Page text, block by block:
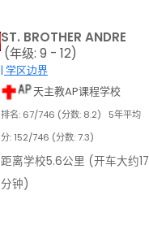
ST. BROTHER ANDRE
(年级: 9 - 12)
| 学区边界
天主教AP课程学校
排名: 67/746 (分数: 8.2)
5年平均
分: 152/746 (分数: 7.3)
距离学校5.6公里 (开车大约17
分钟)